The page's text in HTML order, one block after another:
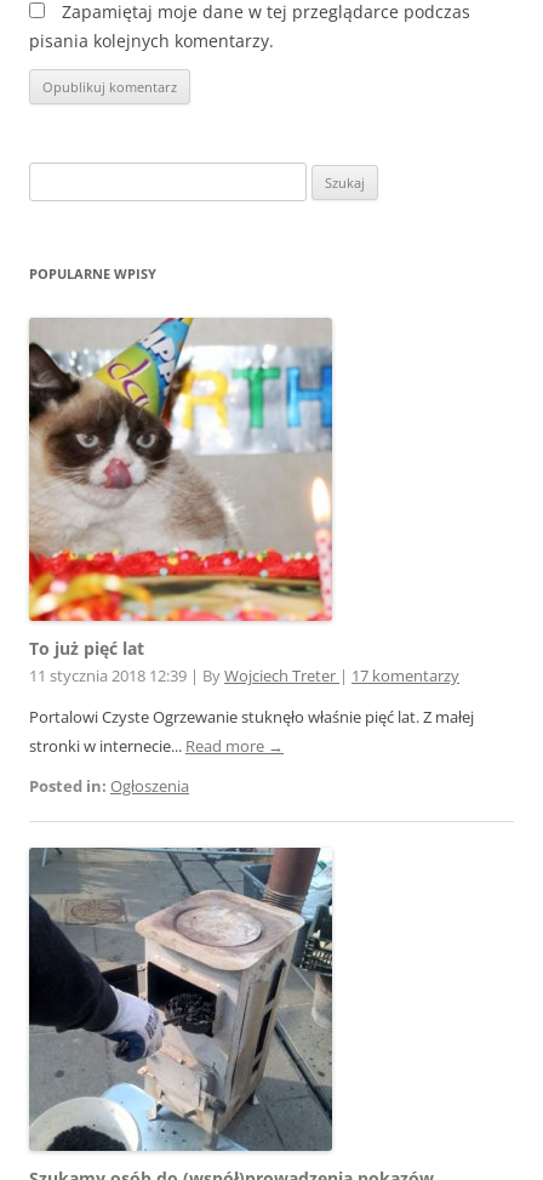
Zapamiętaj moje dane w tej przeglądarce podczas
pisania kolejnych komentarzy.
POPULARNE WPISY
To już pięć lat
11 stycznia 2018 12:39 | ByWojciech Treter | 17 komentarzy
Portalowi Czyste Ogrzewanie stuknęło właśnie pięć lat. Z małej
stronki w internecie... Read more →
Posted in: Ogłoszenia